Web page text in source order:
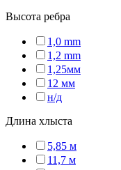
Высота ребра
1,0 mm
1,2 mm
1,25мм
12 мм
н/д
Длина хлыста
5,85 м
11,7 м